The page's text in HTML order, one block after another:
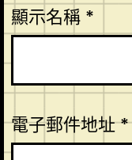
顯示名稱 *
電子郵件地址*